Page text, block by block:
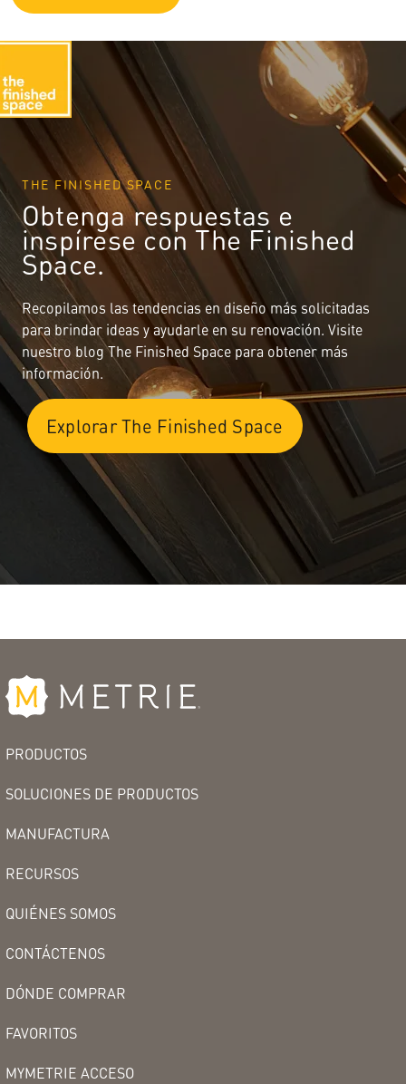
THE FINISHED SPACE
Obtenga respuestas e
inspírese con The Finished
Space.
Recopilamos las tendencias en diseño más solicitadas
para brindar ideas y ayudarle en su renovación. Visite
nuestro blog The Finished Space para obtener más
información.
Explorar The Finished Space
PRODUCTOS
SOLUCIONES DE PRODUCTOS
MANUFACTURA
RECURSOS
QUIÉNES SOMOS
CONTÁCTENOS
DÓNDE COMPRAR
FAVORITOS
MYMETRIE ACCESO